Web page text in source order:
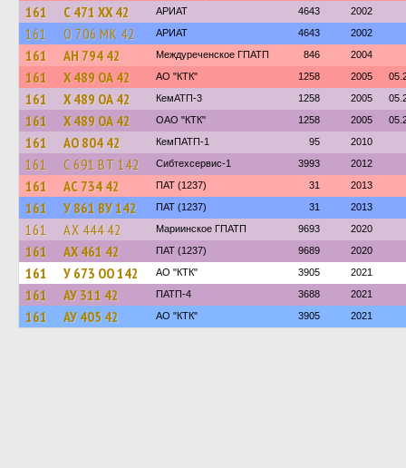
161 С 471 ХХ 42 АРИАТ 4643 2002
161 О 706 МК 42 АРИАТ 4643 2002
161 АН 794 42 Междуреченское ГПАТП 846 2004
161 Х 489 ОА 42 АО "КТК" 1258 2005
161 Х 489 ОА 42 КемАТП-3 1258 2005
161 Х 489 ОА 42 ОАО "КТК" 1258 2005
161 АО 804 42 КемПАТП-1 95 2010
161 С 691 ВТ 142 Сибтехсервис-1 3993 2012
161 АС 734 42 ПАТ (1237) 31 2013
161 У 861 ВУ 142 ПАТ (1237) 31 2013
161 АХ 444 42 Мариинское ГПАТП 9693 2020
161 АХ 461 42 ПАТ (1237) 9689 2020
161 У 673 ОО 142 АО "КТК" 3905 2021
161 АУ 311 42 ПАТП-4 3688 2021
161 АУ 405 42 АО "КТК" 3905 2021